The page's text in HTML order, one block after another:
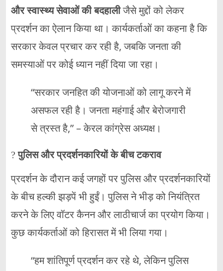
और स्वास्थ्य सेवाओं की बदहालीजैसे मुद्दों को लेकर
प्रदर्शन का ऐलान किया था। कार्यकर्ताओं का कहना है कि
सरकार केवल प्रचार कर रही है, जबकि जनता की
समस्याओं पर कोई ध्यान नहीं दिया जा रहा।
“सरकार जनहित की योजनाओं को लागू करने में
असफल रही है। जनता महंगाई और बेरोजगारी
से त्रस्त है,” – केरल कांग्रेस अध्यक्ष।
?पुलिस और प्रदर्शनकारियों के बीच टकराव
प्रदर्शन के दौरान कई जगहों पर पुलिस और प्रदर्शनकारियों
के बीच हल्की झड़पें भी हुईं। पुलिस ने भीड़ को नियंत्रित
करने के लिए वॉटर कैनन और लाठीचार्ज का प्रयोग किया।
कुछ कार्यकर्ताओं को हिरासत में भी लिया गया।
“हम शांतिपूर्ण प्रदर्शन कर रहे थे, लेकिन पुलिस